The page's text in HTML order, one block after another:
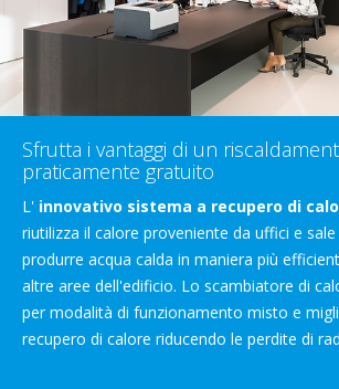
Sfrutta i vantaggi di un
praticamente gratuito
L' innovativo sistema a recupero di
riutilizza il calore proveniente da uffici e
produrre acqua calda in maniera più
altre aree dell'edificio. Lo scambiatore di
per modalità di funzionamento misto e
recupero di calore riducendo le perdite di